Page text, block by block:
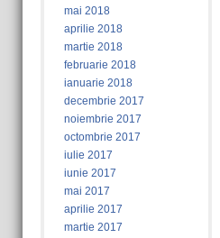
mai 2018
aprilie 2018
martie 2018
februarie 2018
ianuarie 2018
decembrie 2017
noiembrie 2017
octombrie 2017
iulie 2017
iunie 2017
mai 2017
aprilie 2017
martie 2017